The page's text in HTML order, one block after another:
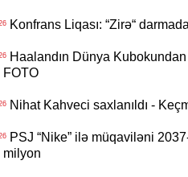
Konfrans Liqası: “Zirə“
Haalandın Dünya Kubokundan
FOTO
Nihat Kahveci saxlanıldı -
PSJ “Nike” ilə müqaviləni
milyon